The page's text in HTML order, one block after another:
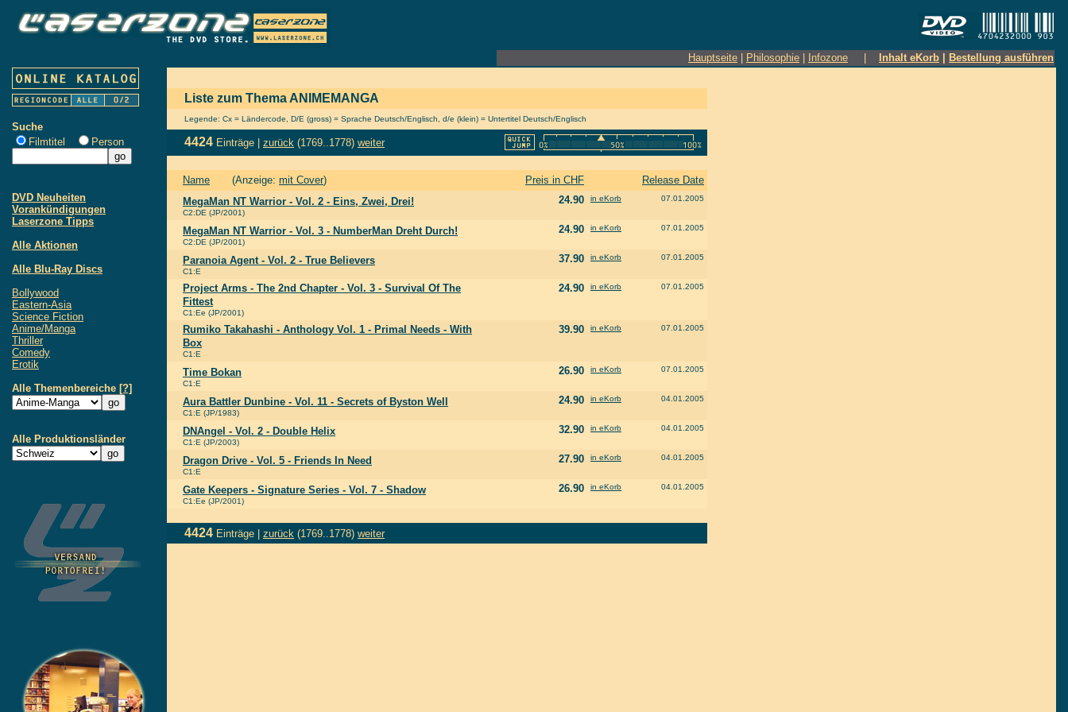
Hauptseite Philosophie Infozone Inhalt eKorb Bestellung ausführen
Suche
Filmtitel
Person
DVD Neuheiten
Vorankündigungen
Laserzone Tipps
Alle Aktionen
Alle Blu-Ray Discs
Bollywood
Eastern-Asia
Science Fiction
Anime/Manga
Thriller
Comedy
Erotik
Alle Themenbereiche [?]
Alle Produktionsländer
Liste zum Thema ANIMEMANGA
Legende: Cx = Ländercode, D/E (gross) = Sprache Deutsch/Englisch, d/e (klein) = Untertitel Deutsch/Englisch
4424 Einträge | zurück (1769..1778) weiter
Name (Anzeige: mit Cover) Preis in CHF
Release Date
MegaMan NT Warrior - Vol. 2 - Eins, Zwei, Drei!
C2:DE (JP/2001)
24.90 in eKorb 07.01.2005
MegaMan NT Warrior - Vol. 3 - NumberMan Dreht Durch!
C2:DE (JP/2001)
24.90 in eKorb 07.01.2005
Paranoia Agent - Vol. 2 - True Believers
C1:E
37.90 in eKorb 07.01.2005
Project Arms - The 2nd Chapter - Vol. 3 - Survival Of The
Fittest
C1:Ee (JP/2001)
24.90 in eKorb 07.01.2005
Rumiko Takahashi - Anthology Vol. 1 - Primal Needs - With
Box
C1:E
39.90 in eKorb 07.01.2005
Time Bokan
C1:E
26.90 in eKorb 07.01.2005
Aura Battler Dunbine - Vol. 11 - Secrets of Byston Well
C1:E (JP/1983)
24.90 in eKorb 04.01.2005
DNAngel - Vol. 2 - Double Helix
C1:E (JP/2003)
32.90 in eKorb 04.01.2005
Dragon Drive - Vol. 5 - Friends In Need
C1:E
27.90 in eKorb 04.01.2005
Gate Keepers - Signature Series - Vol. 7 - Shadow
C1:Ee (JP/2001)
26.90 in eKorb 04.01.2005
4424 Einträge | zurück (1769..1778) weiter